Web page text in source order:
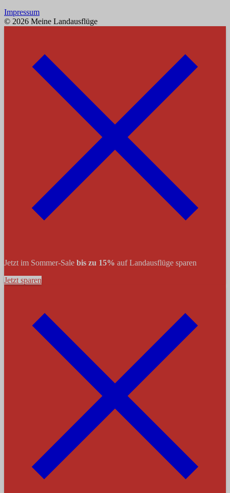
Impressum
© 2026 Meine Landausflüge
Jetzt im Sommer-Sale bis zu 15% auf Landausflüge sparen
Jetzt sparen